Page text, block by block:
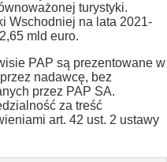
turystyki.
Wschodniej na lata 2021-
mld euro.
PAP są prezentowane w
nadawcę, bez
przez PAP SA.
za treść
art. 42 ust. 2 ustawy